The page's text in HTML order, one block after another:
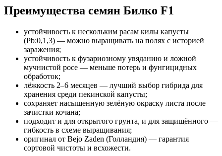
Преимущества семян Билко F1
устойчивость к нескольким расам килы капусты
(Pb:0,1,3) — можно выращивать на полях с историей
заражения;
устойчивость к фузариозному увяданию и ложной
мучнистой росе — меньше потерь и фунгицидных
обработок;
лёжкость 2–6 месяцев — лучший выбор гибрида для
хранения среди пекинской капусты;
сохраняет насыщенную зелёную окраску листа после
зачистки кочана;
подходит и для открытого грунта, и для защищённого —
гибкость в схеме выращивания;
оригинал от Bejo Zaden (Голландия) — гарантия
сортовой чистоты и всхожести.